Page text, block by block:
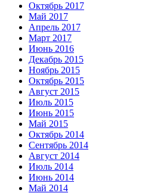
Октябрь 2017
Май 2017
Апрель 2017
Март 2017
Июнь 2016
Декабрь 2015
Ноябрь 2015
Октябрь 2015
Август 2015
Июль 2015
Июнь 2015
Май 2015
Октябрь 2014
Сентябрь 2014
Август 2014
Июль 2014
Июнь 2014
Май 2014